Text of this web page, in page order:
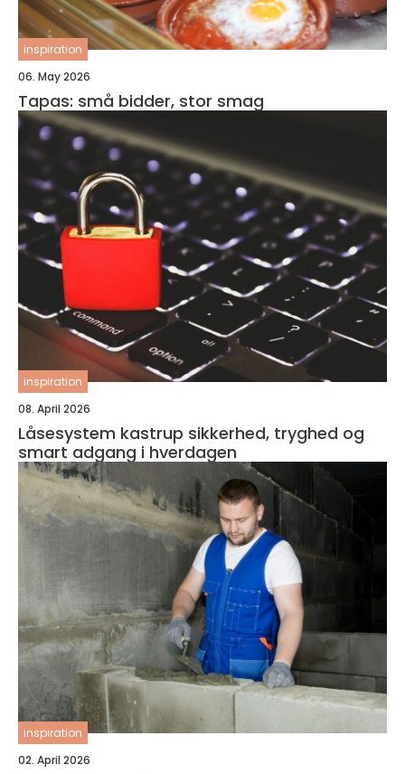
inspiration
06. May 2026
Tapas: små bidder, stor smag
inspiration
08. April 2026
Låsesystem kastrup sikkerhed, tryghed og
smart adgang i hverdagen
inspiration
02. April 2026